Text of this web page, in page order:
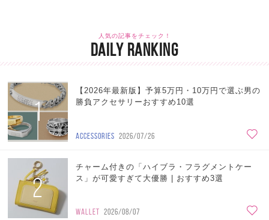
人気の記事をチェック！
DAILY RANKING
1
【2026年最新版】予算5万円・10万円で選ぶ男の
勝負アクセサリーおすすめ10選
ACCESSORIES 2026/07/26
2
チャーム付きの「ハイブラ・フラグメントケー
ス」が可愛すぎて大優勝 | おすすめ3選
WALLET 2026/08/07